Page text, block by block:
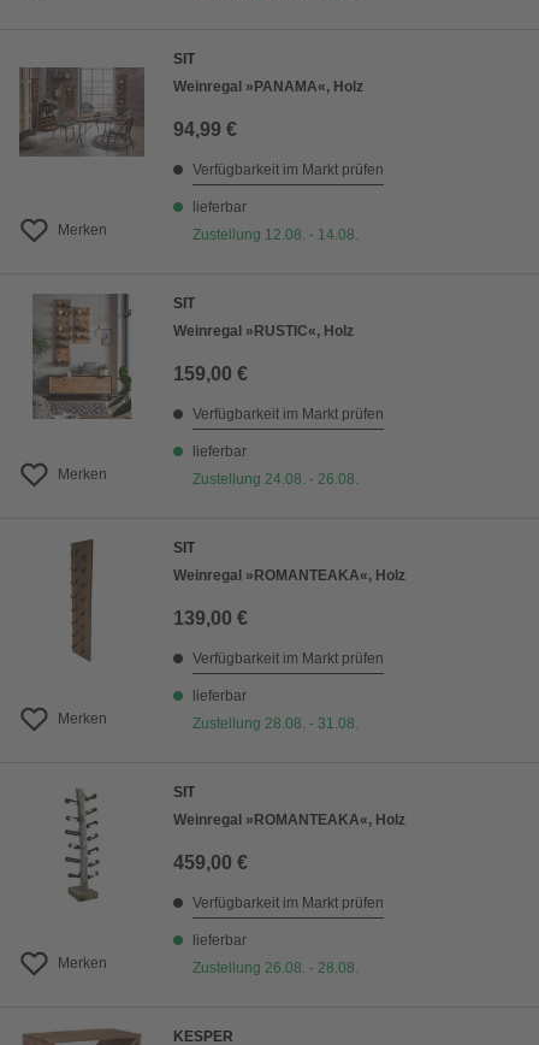
Merken
SIT
Weinregal »PANAMA«, Holz
94,99 €
Verfügbarkeit im Markt prüfen
lieferbar
Zustellung 12.08. - 14.08.
Merken
SIT
Weinregal »RUSTIC«, Holz
159,00 €
Verfügbarkeit im Markt prüfen
lieferbar
Zustellung 24.08. - 26.08.
Merken
SIT
Weinregal »ROMANTEAKA«, Holz
139,00 €
Verfügbarkeit im Markt prüfen
lieferbar
Zustellung 28.08. - 31.08.
Merken
SIT
Weinregal »ROMANTEAKA«, Holz
459,00 €
Verfügbarkeit im Markt prüfen
lieferbar
Zustellung 26.08. - 28.08.
KESPER